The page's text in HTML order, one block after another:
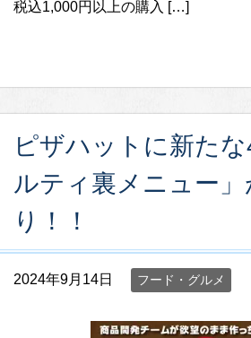
税込1,000円以上の購入 […]
ピザハットに新た
ルティ裏メニュー」
り！！
2024年9月14日 フード・グルメ